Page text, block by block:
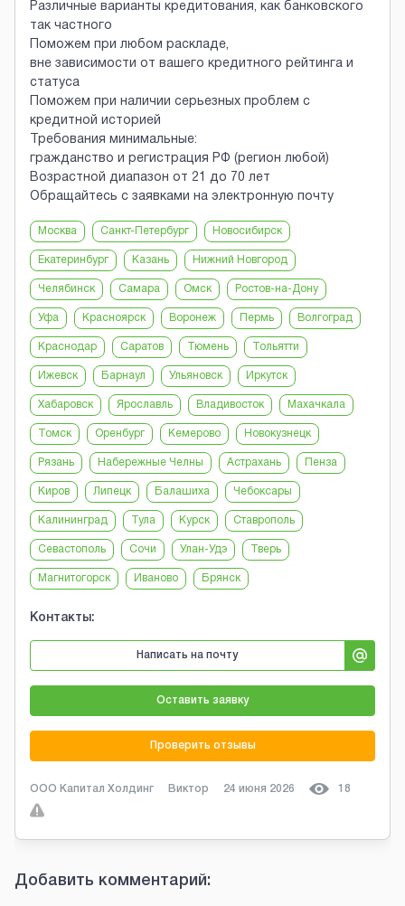
Различные варианты кредитования, как банковского
так частного
Поможем при любом раскладе,
вне зависимости от вашего кредитного рейтинга и
статуса
Поможем при наличии серьезных проблем с
кредитной историей
Требования минимальные:
гражданство и регистрация РФ (регион любой)
Возрастной диапазон от 21 до 70 лет
Обращайтесь с заявками на электронную почту
Москва Санкт-Петербург Новосибирск
Екатеринбург Казань Нижний Новгород
Челябинск Самара Омск Ростов-на-Дону
Уфа Красноярск Воронеж Пермь Волгоград
Краснодар Саратов Тюмень Тольятти
Ижевск Барнаул Ульяновск Иркутск
Хабаровск Ярославль Владивосток Махачкала
Томск Оренбург Кемерово Новокузнецк
Рязань Набережные Челны Астрахань Пенза
Киров Липецк Балашиха Чебоксары
Калининград Тула Курск Ставрополь
Севастополь Сочи Улан-Удэ Тверь
Магнитогорск Иваново Брянск
Контакты:
Написать на почту
Оставить заявку
Проверить отзывы
ООО Капитал Холдинг Виктор 24 июня 2026 18
Добавить комментарий: